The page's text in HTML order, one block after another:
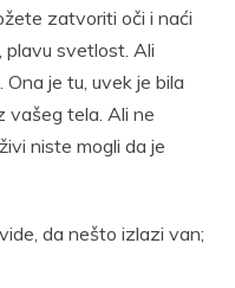
zatvoriti oči i naći
plavu svetlost. Ali
je tu, uvek je bila
vašeg tela. Ali ne
niste mogli da je
da nešto izlazi van;